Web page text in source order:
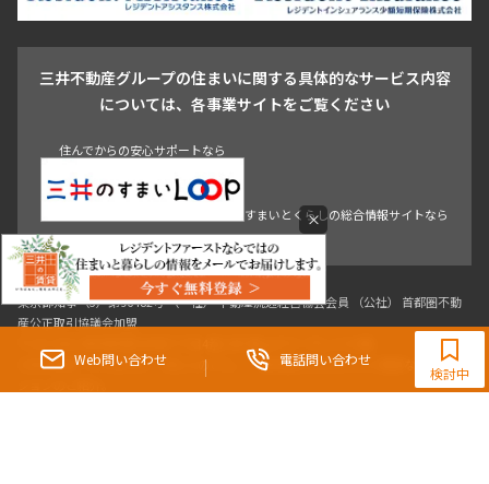
Web問い合わせ 電話問い合わせ
0120-321-983
9:30~18:00（水曜定休）
検討中
駒沢・用賀・二子玉川
成城・砧
池袋・板橋・王子
青山 渋谷 東京・大手町 新宿 品川
目黒・中目黒
三井不動産グループの住まいに関する具体的なサービス内容
については、各事業サイトをご覧ください
住んでからの安心サポートなら
すまいとくらしの総合情報サイトなら
東京都知事（3）第96482号 （一社） 不動産流通経営協会会員 （公社） 首都圏不動
×